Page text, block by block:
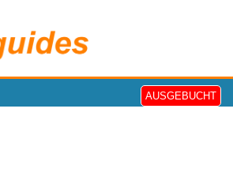
AUSGEBUCHT